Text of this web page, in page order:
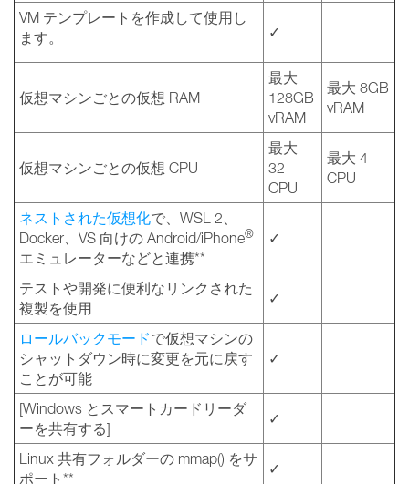
VM テンプレートを作成して使用し
ます。
✓
仮想マシンごとの仮想 RAM
最大
128GB
vRAM
最大 8GB
vRAM
仮想マシンごとの仮想 CPU
最大
32
CPU
最大 4
CPU
ネストされた仮想化で、WSL 2、
Docker、VS 向けの Android/iPhone®
エミュレーターなどと連携**
✓
テストや開発に便利なリンクされた
複製を使用
✓
ロールバックモードで仮想マシンの
シャットダウン時に変更を元に戻す
ことが可能
✓
[Windows とスマートカードリーダ
ーを共有する]
✓
Linux 共有フォルダーの mmap() をサ
ポート**
✓